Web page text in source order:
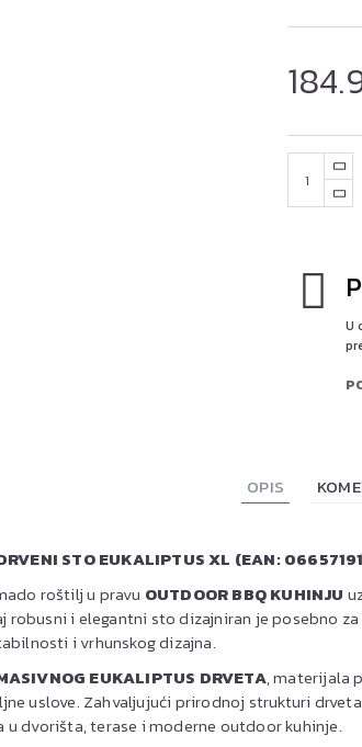
U
OPIS
STO EUKALIPTUS XL (EAN:
roštilj u pravu OUTDOOR BBQ KUHINJU
robusni i elegantni sto dizajniran je posebno za
i vrhunskog dizajna.
EUKALIPTUS DRVETA, materijala
uslove. Zahvaljujući prirodnoj strukturi
u dvorišta, terase i moderne outdoor kuhinje.